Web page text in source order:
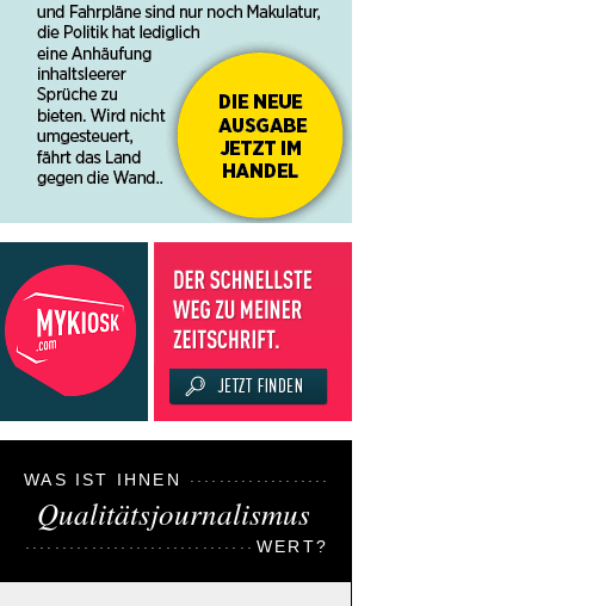
WAS IST IHNEN
Qualitätsjournalismus
WERT?